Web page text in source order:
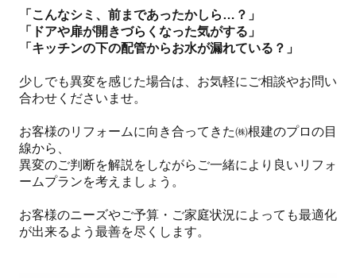
「こんなシミ、前まであったかしら…？」
「ドアや扉が開きづらくなった気がする」
「キッチンの下の配管からお水が漏れている？」
少しでも異変を感じた場合は、お気軽にご相談やお問い
合わせくださいませ。
お客様のリフォームに向き合ってきた㈱根建のプロの目
線から、
異変のご判断を解説をしながらご一緒により良いリフォ
ームプランを考えましょう。
お客様のニーズやご予算・ご家庭状況によっても最適化
が出来るよう最善を尽くします。